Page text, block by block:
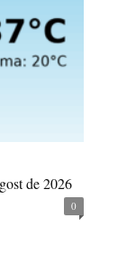
de 2026
0